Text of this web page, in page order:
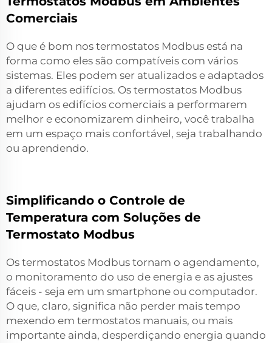
Comerciais
O que é bom nos termostatos Modbus está na
forma como eles são compatíveis com vários
sistemas. Eles podem ser atualizados e adaptados
a diferentes edifícios. Os termostatos Modbus
ajudam os edifícios comerciais a performarem
melhor e economizarem dinheiro, você trabalha
em um espaço mais confortável, seja trabalhando
ou aprendendo.
Simplificando o Controle de
Temperatura com Soluções de
Termostato Modbus
Os termostatos Modbus tornam o agendamento,
o monitoramento do uso de energia e as ajustes
fáceis - seja em um smartphone ou computador.
O que, claro, significa não perder mais tempo
mexendo em termostatos manuais, ou mais
importante ainda, desperdiçando energia quando